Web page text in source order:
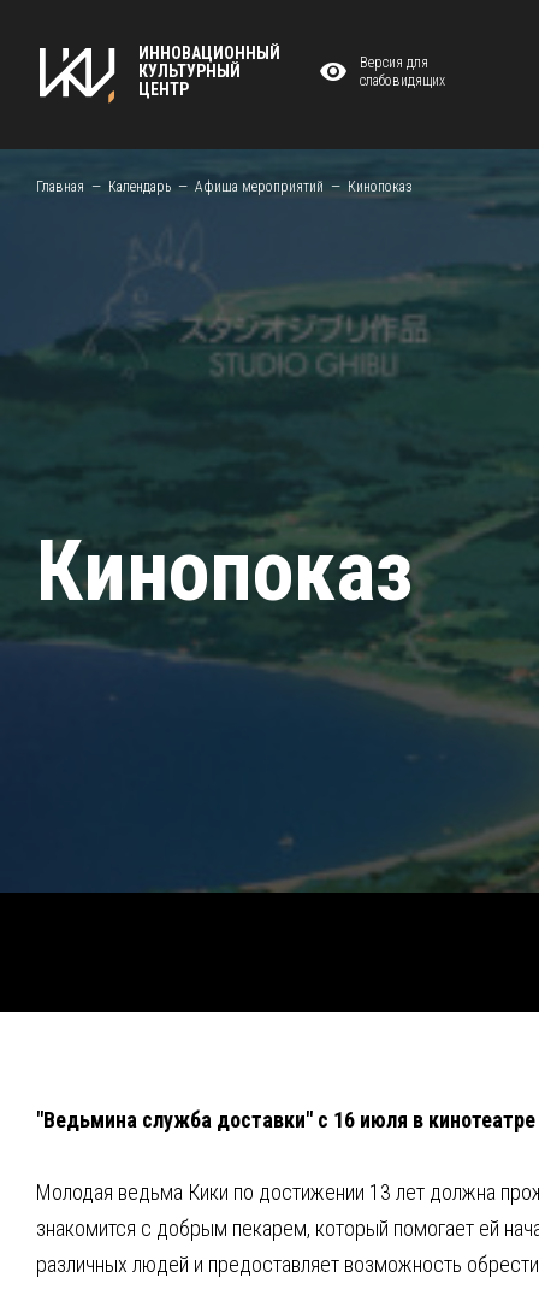
ИННОВАЦИОННЫЙ
КУЛЬТУРНЫЙ
ЦЕНТР
Версия для
слабовидящих
Главная Календарь Афиша мероприятий Кинопоказ
Кинопоказ
"Ведьмина служба доставки" с 16 июля в
Молодая ведьма Кики по достижении 13 лет должна
знакомится с добрым пекарем, который помогает ей
различных людей и предоставляет возможность